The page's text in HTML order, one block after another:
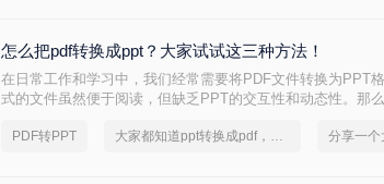
怎么把pdf转换成ppt？大家试试这三种方法！
在日常工作和学习中，我们经常需要将PDF文件转换为PPT
式的文件虽然便于阅读，但缺乏PPT的交互性和动态性。那
务。
PDF转PPT 大家都知道ppt转换成pdf，你还不知道？